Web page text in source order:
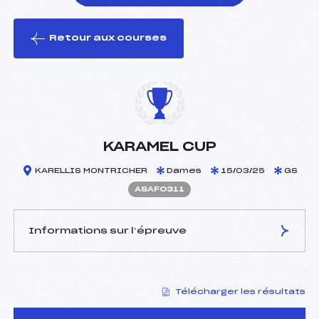
le ski
Retour aux courses
KARAMEL CUP
KARELLIS MONTRICHER Dames 15/03/25 GS
ASAF0311
Informations sur l’épreuve
HOUEL PHILIPPE (SA)
Arbitre :
–
Télécharger les résultats